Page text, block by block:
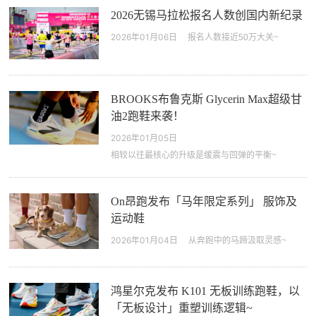
2026无锡马拉松报名人数创国内新纪录
2026年01月06日 报名人数接近50万大关~
BROOKS布鲁克斯 Glycerin Max超级甘
油2跑鞋来袭！
2026年01月05日
相较以往最核心的升级是缓震与回弹的平衡~
On昂跑发布「马年限定系列」 服饰及
运动鞋
2026年01月04日 从奔跑中的马蹄汲取灵感~
鸿星尔克发布 K101 无板训练跑鞋，以
「无板设计」重塑训练逻辑~